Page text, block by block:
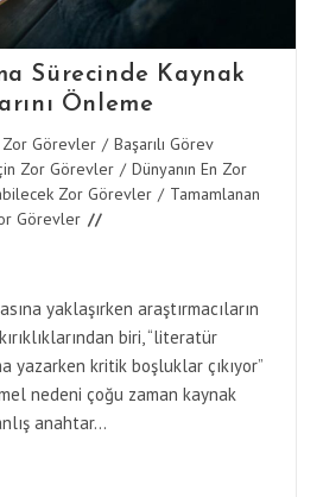
Sürecinde Kaynak
Önleme
Zor Görevler / Başarılı Görev
Zor Görevler / Dünyanın En Zor
Zor Görevler / Tamamlanan
Görevler
yaklaşırken araştırmacıların
biri, “literatür
yazarken kritik boşluklar çıkıyor”
nedeni çoğu zaman kaynak
anahtar…